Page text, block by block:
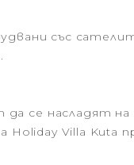
със
се насладят
Holiday Villa Kuta